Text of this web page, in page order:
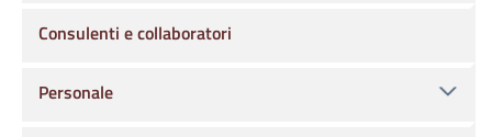
Consulenti e collaboratori
Personale